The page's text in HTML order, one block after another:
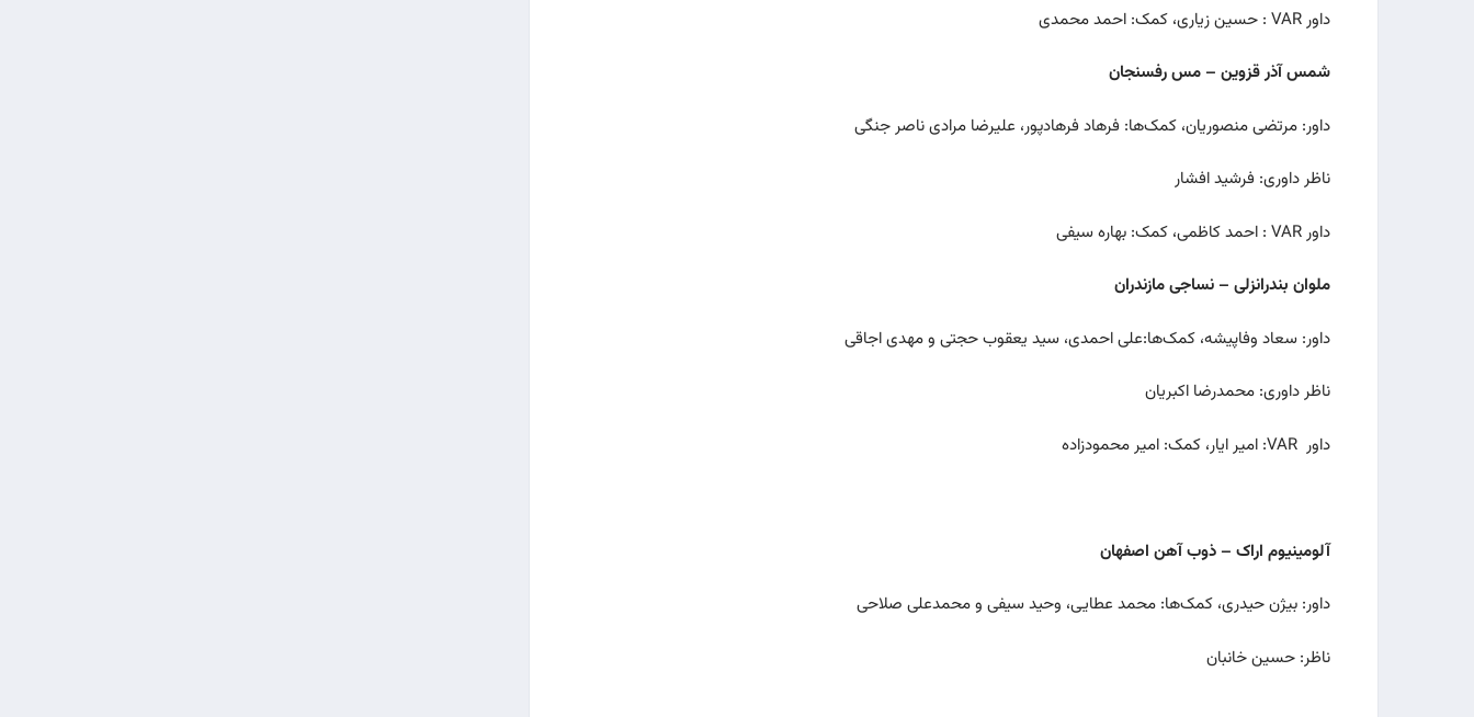
داور VAR : حسین زیاری، کمک: احمد محمدی
شمس آذر قزوین – مس رفسنجان
داور: مرتضی منصوریان، کمک‌ها: فرهاد فرهادپور، علیرضا مرادی ناصر جنگی
ناظر داوری: فرشید افشار
داور VAR : احمد کاظمی، کمک: بهاره سیفی
ملوان بندرانزلی – نساجی مازندران
داور: سعاد وفاپیشه، کمک‌ها:علی احمدی، سید یعقوب حجتی و مهدی اجاقی
ناظر داوری: محمدرضا اکبریان
داور VAR: امیر ایار، کمک: امیر محمودزاده
آلومینیوم اراک – ذوب آهن اصفهان
داور: بیژن حیدری، کمک‌ها: محمد عطایی، وحید سیفی و محمدعلی صلاحی
ناظر: حسین خانبان